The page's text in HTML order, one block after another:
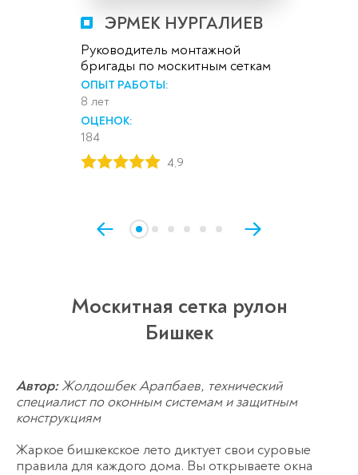
ЭРМЕК НУРГАЛИЕВ
Руководитель монтажной
бригады по москитным сеткам
ОПЫТ РАБОТЫ:
8 лет
ОЦЕНОК:
184
4,9
Москитная сетка рулон
Бишкек
Автор:Жолдошбек Арапбаев, технический
специалист по оконным системам и защитным
конструкциям
Жаркое бишкекское лето диктует свои суровые
правила для каждого дома. Вы открываете окна